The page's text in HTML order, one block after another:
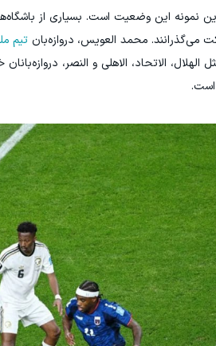
نمونه این وضعیت است. بسیاری از
می‌گذرانند. محمد العویس، دروازه‌بان تیم
الهلال، الاتحاد، الاهلی و النصر،
است.